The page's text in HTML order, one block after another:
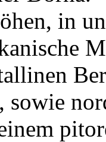
in
sowie